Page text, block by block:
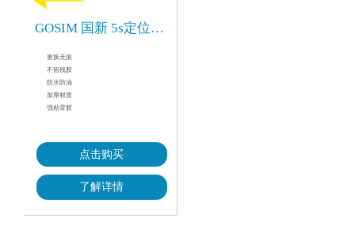
GOSIM 国新 5s定位胶带
更换无痕
不留残胶
防水防油
加厚材质
强粘背胶
点击购买
了解详情